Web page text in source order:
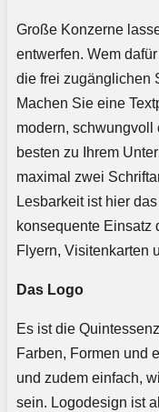
Große Konzerne
entwerfen. Wem
die frei zugänglichen
Machen Sie eine
modern, schwungvoll
besten zu Ihrem
maximal zwei
Lesbarkeit ist hier
konsequente Einsatz
Flyern, Visitenkarten
Das Logo
Es ist die
Farben, Formen und
und zudem einfach,
sein. Logodesign ist